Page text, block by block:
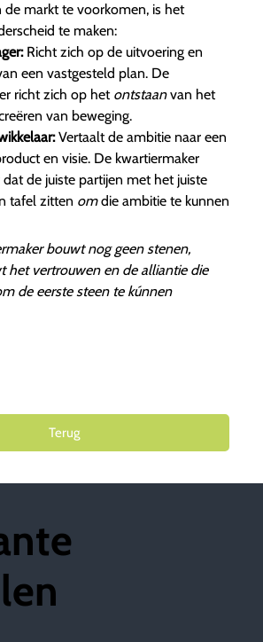
de markt te voorkomen, is het
te maken:
Richt zich op de uitvoering en
een vastgesteld plan. De
richt zich op het ontstaanvan het
van beweging.
Vertaalt de ambitie naar een
en visie. De kwartiermaker
de juiste partijen met het juiste
tafel zitten omdie ambitie te kunnen
bouwt nog geen stenen,
het vertrouwen en de alliantie die
de eerste steen te kúnnen
Terug